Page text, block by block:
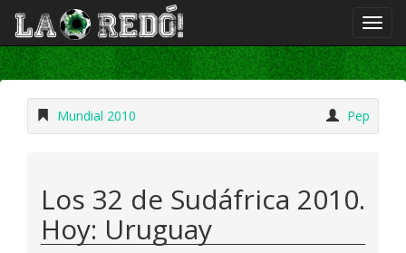
Mundial 2010 Pep
Los 32 de Sudáfrica 2010.
Hoy: Uruguay